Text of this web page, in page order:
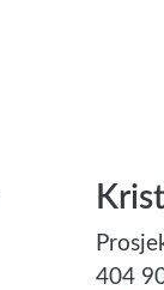
404